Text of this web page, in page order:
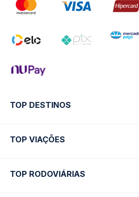
TOP DESTINOS
Ônibus Rio de Janeiro
Ônibus São Paulo
TOP VIAÇÕES
Passagens Cometa
TOP RODOVIÁRIAS